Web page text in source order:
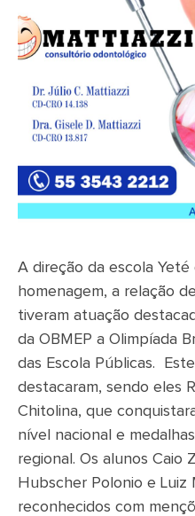
A direção da escola
homenagem, a relação
tiveram atuação
da OBMEP a Olimpíada
das Escola Públicas.
destacaram, sendo eles
Chitolina, que
nível nacional e
regional. Os alunos Caio
Hubscher Polonio e Luiz
reconhecidos com